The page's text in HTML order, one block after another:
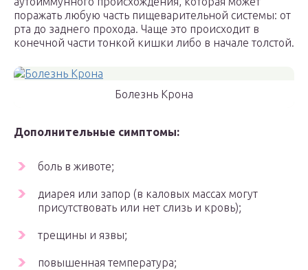
поражать любую часть пищеварительной системы: от
рта до заднего прохода. Чаще это происходит в
конечной части тонкой кишки либо в начале толстой.
Болезнь Крона
Дополнительные симптомы:
боль в животе;
диарея или запор (в каловых массах могут
присутствовать или нет слизь и кровь);
трещины и язвы;
повышенная температура;